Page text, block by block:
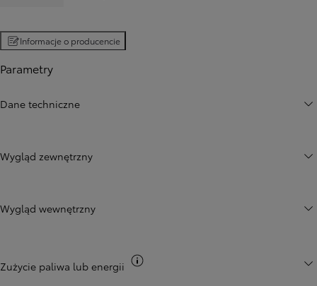
Informacje o producencie
Parametry
Dane techniczne
Wygląd zewnętrzny
Wygląd wewnętrzny
Zużycie paliwa lub energii